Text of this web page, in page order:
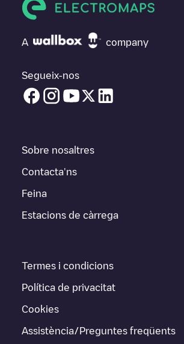
A company
Segueix-nos
Sobre nosaltres
Contacta'ns
Feina
Estacions de càrrega
Termes i condicions
Política de privacitat
Cookies
Assistència/Preguntes freqüents